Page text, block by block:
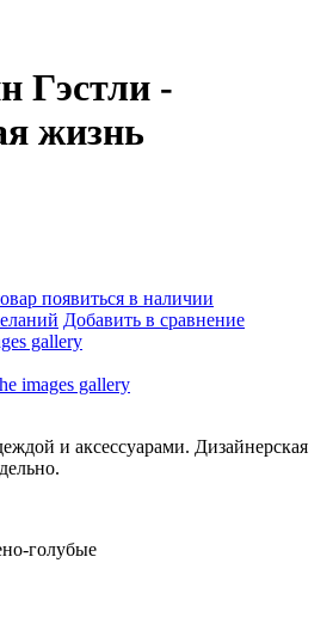
Гэстли -
жизнь
появиться в наличии
Добавить в сравнение
gallery
images gallery
и аксессуарами. Дизайнерская
голубые